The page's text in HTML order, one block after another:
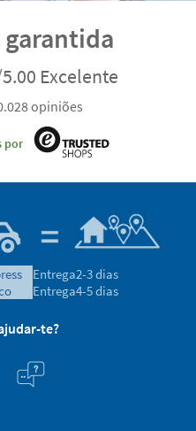
Excelente
opiniões
por
Entrega2-3 dias
Entrega4-5 dias
te?